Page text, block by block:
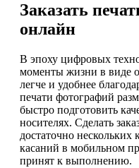
Заказать
онлайн
В эпоху цифровых
моменты жизни в виде
легче и удобнее
печати фотографий
быстро подготовить
носителях. Сделать
достаточно нескольких
касаний в мобильном
принят к выполнению.